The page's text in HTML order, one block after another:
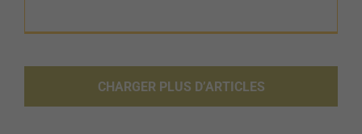
CHARGER PLUS D’ARTICLES